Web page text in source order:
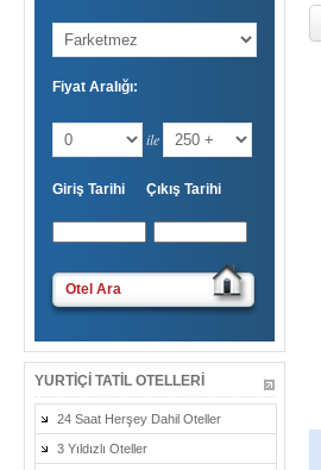
Fiyat Aralığı:
ile
Giriş Tarihi Çıkış Tarihi
Otel Ara
YURTIÇI TATIL OTELLERI
24 Saat Herşey Dahil Oteller
3 Yıldızlı Oteller